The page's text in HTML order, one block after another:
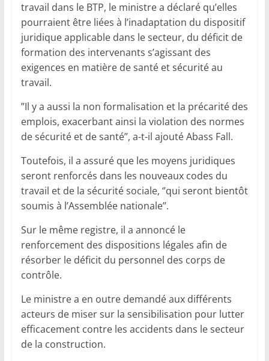
travail dans le BTP, le ministre a déclaré qu’elles
pourraient être liées à l’inadaptation du dispositif
juridique applicable dans le secteur, du déficit de
formation des intervenants s’agissant des
exigences en matière de santé et sécurité au
travail.
”Il y a aussi la non formalisation et la précarité des
emplois, exacerbant ainsi la violation des normes
de sécurité et de santé’’, a-t-il ajouté Abass Fall.
Toutefois, il a assuré que les moyens juridiques
seront renforcés dans les nouveaux codes du
travail et de la sécurité sociale, ‘’qui seront bientôt
soumis à l’Assemblée nationale’’.
Sur le même registre, il a annoncé le
renforcement des dispositions légales afin de
résorber le déficit du personnel des corps de
contrôle.
Le ministre a en outre demandé aux différents
acteurs de miser sur la sensibilisation pour lutter
efficacement contre les accidents dans le secteur
de la construction.